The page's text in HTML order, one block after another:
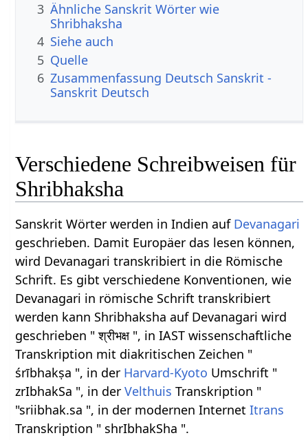
3 Ähnliche Sanskrit Wörter wie
Shribhaksha
4 Siehe auch
5 Quelle
6 Zusammenfassung Deutsch Sanskrit -
Sanskrit Deutsch
Verschiedene Schreibweisen für
Shribhaksha
Sanskrit Wörter werden in Indien auf Devanagari
geschrieben. Damit Europäer das lesen können,
wird Devanagari transkribiert in die Römische
Schrift. Es gibt verschiedene Konventionen, wie
Devanagari in römische Schrift transkribiert
werden kann Shribhaksha auf Devanagari wird
geschrieben " श्रीभक्ष ", in IAST wissenschaftliche
Transkription mit diakritischen Zeichen "
śrībhakṣa ", in der Harvard-Kyoto Umschrift "
zrIbhakSa ", in derVelthuis Transkription "
"sriibhak.sa ", in der modernen InternetItrans
Transkription " shrIbhakSha ".